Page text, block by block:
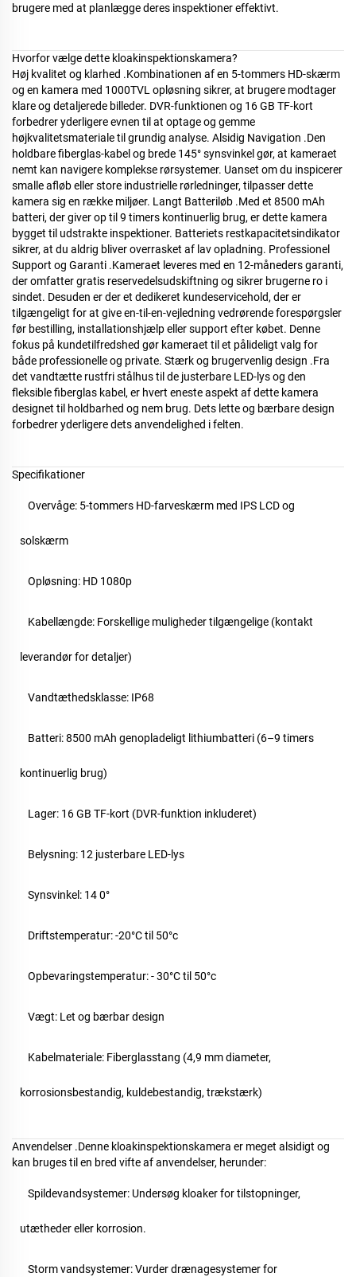
brugere med at planlægge deres inspektioner effektivt.
Hvorfor vælge dette kloakinspektionskamera?
Høj kvalitet og klarhed .Kombinationen af en 5-tommers HD-skærm
og en kamera med 1000TVL opløsning sikrer, at brugere modtager
klare og detaljerede billeder. DVR-funktionen og 16 GB TF-kort
forbedrer yderligere evnen til at optage og gemme
højkvalitetsmateriale til grundig analyse. Alsidig Navigation .Den
holdbare fiberglas-kabel og brede 145° synsvinkel gør, at kameraet
nemt kan navigere komplekse rørsystemer. Uanset om du inspicerer
smalle afløb eller store industrielle rørledninger, tilpasser dette
kamera sig en række miljøer. Langt Batteriløb .Med et 8500 mAh
batteri, der giver op til 9 timers kontinuerlig brug, er dette kamera
bygget til udstrakte inspektioner. Batteriets restkapacitetsindikator
sikrer, at du aldrig bliver overrasket af lav opladning. Professionel
Support og Garanti .Kameraet leveres med en 12-måneders garanti,
der omfatter gratis reservedelsudskiftning og sikrer brugerne ro i
sindet. Desuden er der et dedikeret kundeservicehold, der er
tilgængeligt for at give en-til-en-vejledning vedrørende forespørgsler
før bestilling, installationshjælp eller support efter købet. Denne
fokus på kundetilfredshed gør kameraet til et pålideligt valg for
både professionelle og private. Stærk og brugervenlig design .Fra
det vandtætte rustfri stålhus til de justerbare LED-lys og den
fleksible fiberglas kabel, er hvert eneste aspekt af dette kamera
designet til holdbarhed og nem brug. Dets lette og bærbare design
forbedrer yderligere dets anvendelighed i felten.
Specifikationer
Overvåge: 5-tommers HD-farveskærm med IPS LCD og
solskærm
Opløsning: HD 1080p
Kabellængde: Forskellige muligheder tilgængelige (kontakt
leverandør for detaljer)
Vandtæthedsklasse: IP68
Batteri: 8500 mAh genopladeligt lithiumbatteri (6–9 timers
kontinuerlig brug)
Lager: 16 GB TF-kort (DVR-funktion inkluderet)
Belysning: 12 justerbare LED-lys
Synsvinkel: 140°
Driftstemperatur: -20°C til 50°c
Opbevaringstemperatur: -30°C til 50°c
Vægt: Let og bærbar design
Kabelmateriale: Fiberglasstang (4,9 mm diameter,
korrosionsbestandig, kuldebestandig, trækstærk)
Anvendelser .Denne kloakinspektionskamera er meget alsidigt og
kan bruges til en bred vifte af anvendelser, herunder:
Spildevandsystemer: Undersøg kloaker for tilstopninger,
utætheder eller korrosion.
Stormvandsystemer: Vurder drænagesystemer for